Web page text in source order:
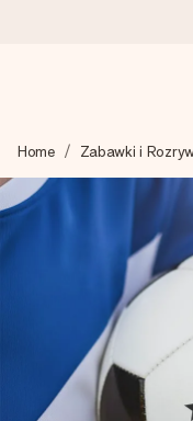
Tworzymy Twój
oka – dzięki czemu
właściwym
4,7 (na
Nasze prezenty
Google Reviews.
Home Zabawki i